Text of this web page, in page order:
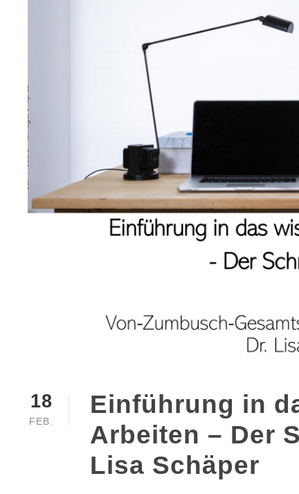
18
FEB.
Einführung in
Arbeiten – Der
Lisa Schäper